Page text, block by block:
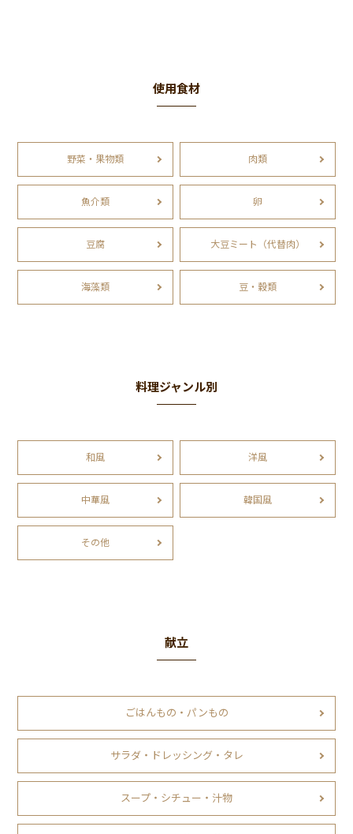
使用食材
野菜・果物類 肉類
魚介類 卵
豆腐 大豆ミート（代替肉）
海藻類 豆・穀類
料理ジャンル別
和風 洋風
中華風 韓国風
その他
献立
ごはんもの・パンもの
サラダ・ドレッシング・タレ
スープ・シチュー・汁物